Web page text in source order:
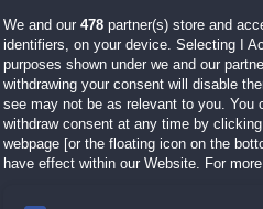
rascheln und du legst drinnen bei
Halloween-Motiv? "Halloween-
stundenlangen Puzzlespaß!
Motive
Randanzeige und viele mehr
noch mehr königlichen Puzzlespaß!
We and our 478 partner(s) store and
identifiers, on your device. Selecting I
purposes shown under we and our
withdrawing your consent will disable
see may not be as relevant to you. You
withdraw consent at any time by
webpage [or the floating icon on the
have effect within our Website. For